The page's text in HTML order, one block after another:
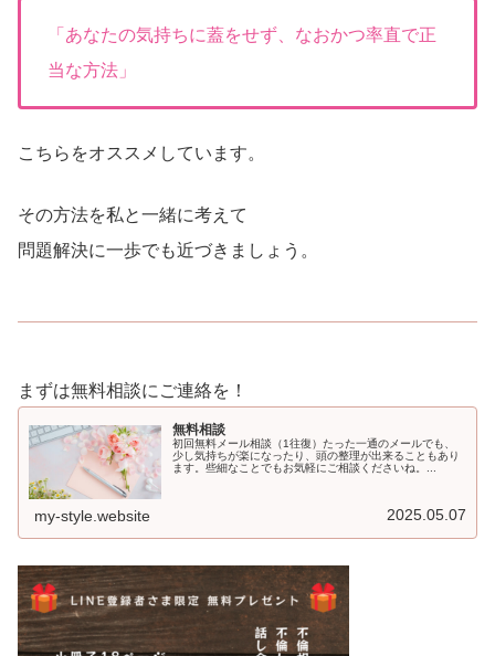
「あなたの気持ちに蓋をせず、なおかつ率直で正
当な方法」
こちらをオススメしています。
その方法を私と一緒に考えて
問題解決に一歩でも近づきましょう。
まずは無料相談にご連絡を！
無料相談
初回無料メール相談（1往復）たった一通のメールでも、
少し気持ちが楽になったり、頭の整理が出来ることもあり
ます。些細なことでもお気軽にご相談くださいね。...
my-style.website 2025.05.07